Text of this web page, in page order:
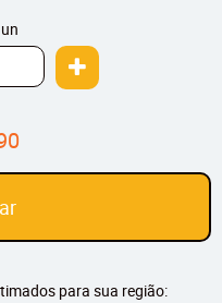
para sua região: